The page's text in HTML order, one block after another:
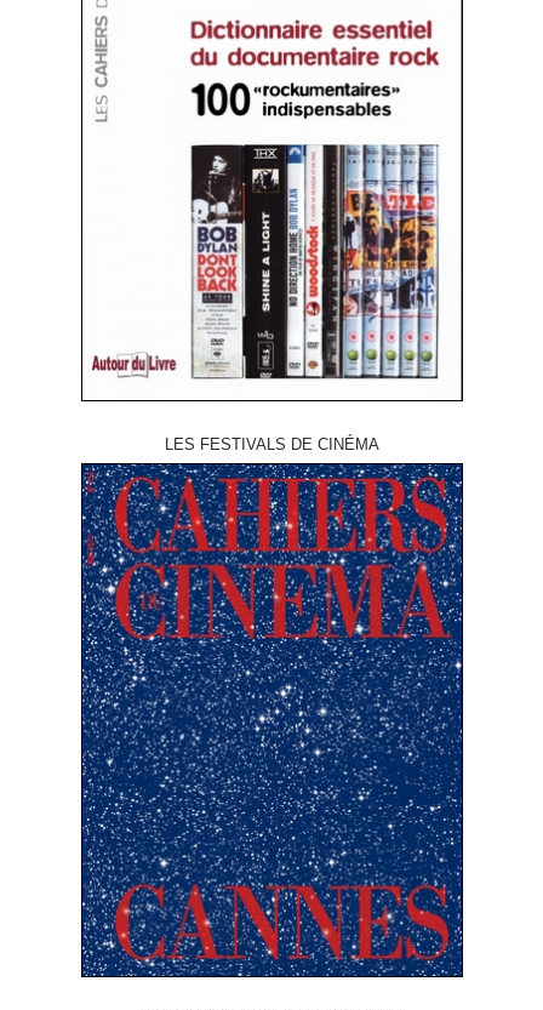
LES FESTIVALS DE CINÉMA